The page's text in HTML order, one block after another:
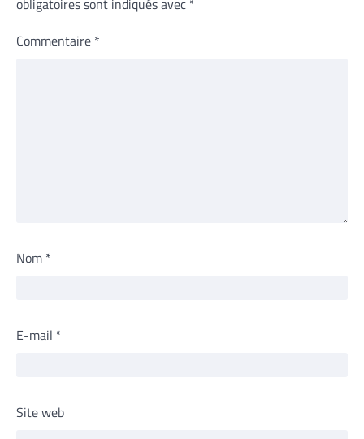
Commentaire *
Nom *
E-mail *
Site web